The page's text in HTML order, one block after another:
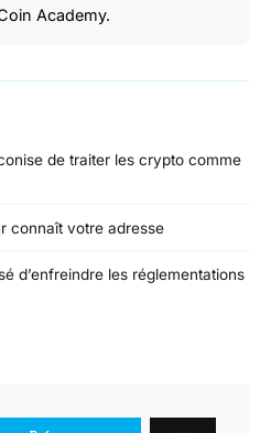
Academy.
de traiter les crypto comme
connaît votre adresse
d’enfreindre les réglementations